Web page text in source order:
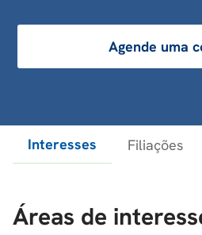
Agende uma
Interesses Filiações
Áreas de